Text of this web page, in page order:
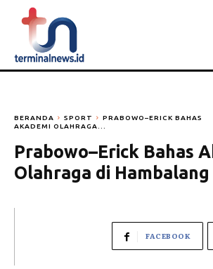
BERANDA SPORT
PRABOWO–ERICK BAHAS
AKADEMI OLAHRAGA...
Prabowo–Erick Bahas
Olahraga di Hambalang
FACEBOOK